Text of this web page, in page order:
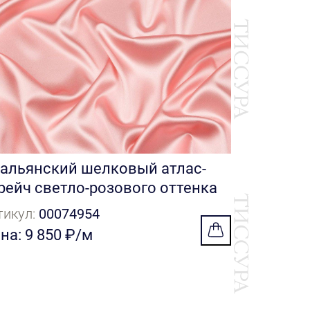
шелковый атлас-
светло-розового оттенка
00074954
9 850 ₽/м
Цена: